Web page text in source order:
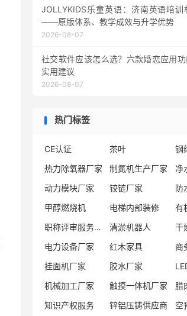
JOLLYKIDS乐童英语：济南英语培
——原版体系、教学成效与升学优势
2026-08-07
社交软件应该怎么选？六款婚恋应用
实用建议
2026-08-07
热门标签
CE认证 茶叶
钢
热力除氧器厂家
制氮机生产厂家
净
动力模块厂家
铰链厂家
甲醇燃烧机
电梯内部装修
有
职称评审服务机构
清淤机器人
干
电力设备厂家
红木家具
挂面机厂家
胶水厂家
机械加工厂家
触摸一体机厂家
腊
知识产权服务
锌铝压铸供应商
空